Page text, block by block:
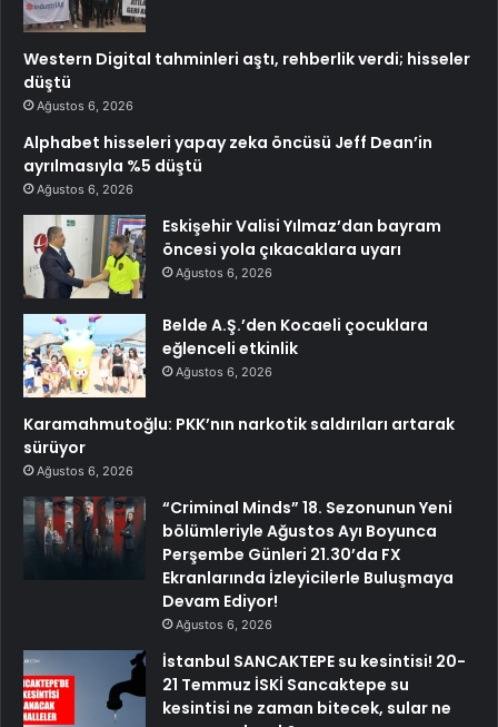
Western Digital tahminleri aştı, rehberlik verdi; hisseler
düştü
Ağustos 6, 2026
Alphabet hisseleri yapay zeka öncüsü Jeff Dean’in
ayrılmasıyla %5 düştü
Ağustos 6, 2026
Eskişehir Valisi Yılmaz’dan bayram
öncesi yola çıkacaklara uyarı
Ağustos 6, 2026
Belde A.Ş.’den Kocaeli çocuklara
eğlenceli etkinlik
Ağustos 6, 2026
Karamahmutoğlu: PKK’nın narkotik saldırıları artarak
sürüyor
Ağustos 6, 2026
“Criminal Minds” 18. Sezonunun Yeni
bölümleriyle Ağustos Ayı Boyunca
Perşembe Günleri 21.30’da FX
Ekranlarında İzleyicilerle Buluşmaya
Devam Ediyor!
Ağustos 6, 2026
İstanbul SANCAKTEPE su kesintisi! 20-
21 Temmuz İSKİ Sancaktepe su
kesintisi ne zaman bitecek, sular ne